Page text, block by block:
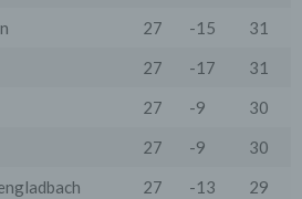
27 -15
31
27 -17
31
27 -9
30
27 -9
30
27 -13
29
Daten werden, neben den
für die folgenden Zwecke auf
verarbeitet:
Ausführung, Pflege,
unserer Dienste-, Service-